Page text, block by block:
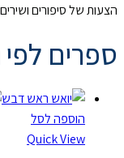
הצעות של סיפורים
ספרים
הוספה לסל
Quick View